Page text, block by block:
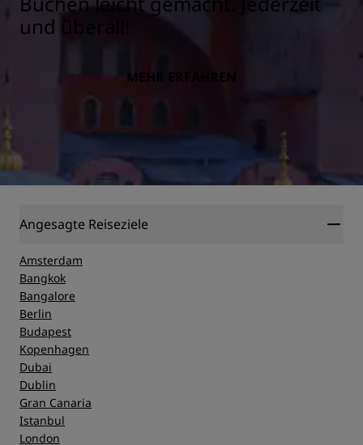
und überall!
MEHR ERFAHREN
Angesagte Reiseziele
Amsterdam
Bangkok
Bangalore
Berlin
Budapest
Kopenhagen
Dubai
Dublin
Gran Canaria
Istanbul
London